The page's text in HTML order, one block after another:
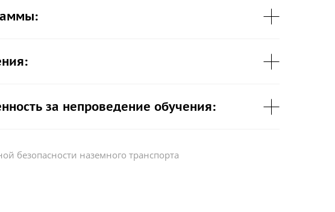
за непроведение обучения:
безопасности наземного транспорта